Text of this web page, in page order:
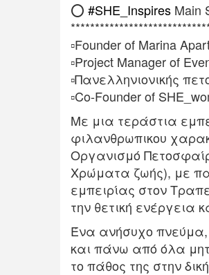
⭕ #SHE_Inspires Main
▫️Founder of Marina
▫️Project Manager of
▫️Πανελληνιονικής
▫️Co-Founder of
Με μια τεράστια
φιλανθρωπικου
Οργανισμό
Χρώματα ζωής), με
εμπειρίας στον
την θετική ενέργεια
Ένα ανήσυχο
και πάνω από όλα
το πάθος της στην